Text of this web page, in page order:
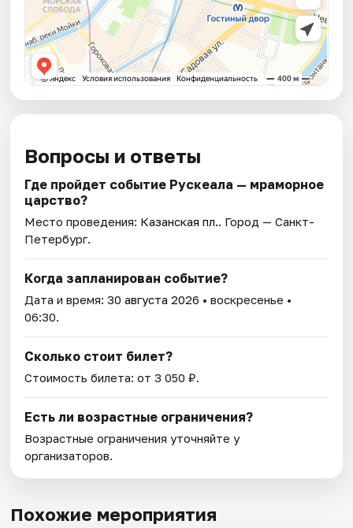
Вопросы и ответы
Где пройдет событие Рускеала — мраморное
царство?
Место проведения: Казанская пл.. Город — Санкт-
Петербург.
Когда запланирован событие?
Дата и время:30 августа 2026 • воскресенье •
06:30.
Сколько стоит билет?
Стоимость билета: от 3 050 ₽.
Есть ли возрастные ограничения?
Возрастные ограничения уточняйте у
организаторов.
Похожие мероприятия